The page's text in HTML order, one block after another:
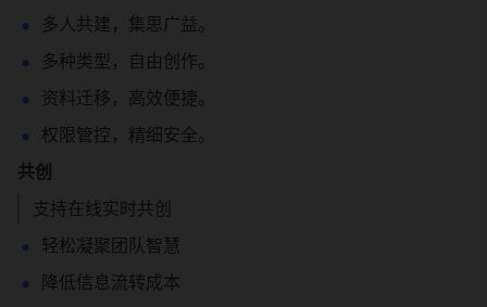
多人共建，集思广益。
多种类型，自由创作。
资料迁移，高效便捷。
权限管控，精细安全。
共创
支持在线实时共创
轻松凝聚团队智慧
降低信息流转成本